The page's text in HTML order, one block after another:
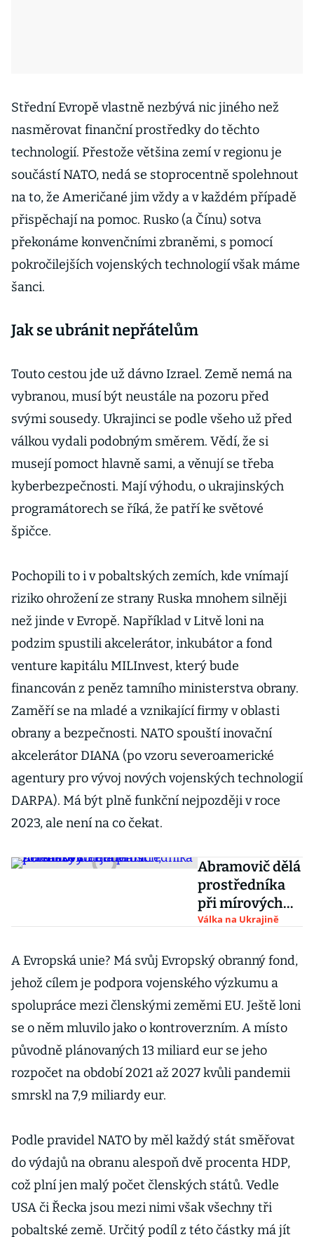
Střední Evropě vlastně nezbývá nic jiného než
nasměrovat finanční prostředky do těchto
technologií. Přestože většina zemí v regionu je
součástí NATO, nedá se stoprocentně spolehnout
na to, že Američané jim vždy a v každém případě
přispěchají na pomoc. Rusko (a Čínu) sotva
překonáme konvenčními zbraněmi, s pomocí
pokročilejších vojenských technologií však máme
šanci.
Jak se ubránit nepřátelům
Touto cestou jde už dávno Izrael. Země nemá na
vybranou, musí být neustále na pozoru před
svými sousedy. Ukrajinci se podle všeho už před
válkou vydali podobným směrem. Vědí, že si
musejí pomoct hlavně sami, a věnují se třeba
kyberbezpečnosti. Mají výhodu, o ukrajinských
programátorech se říká, že patří ke světové
špičce.
Pochopili to i v pobaltských zemích, kde vnímají
riziko ohrožení ze strany Ruska mnohem silněji
než jinde v Evropě. Například v Litvě loni na
podzim spustili akcelerátor, inkubátor a fond
venture kapitálu MILInvest, který bude
financován z peněz tamního ministerstva obrany.
Zaměří se na mladé a vznikající firmy v oblasti
obrany a bezpečnosti. NATO spouští inovační
akcelerátor DIANA (po vzoru severoamerické
agentury pro vývoj nových vojenských technologií
DARPA). Má být plně funkční nejpozději v roce
2023, ale není na co čekat.
Abramovič dělá
prostředníka
při mírových
jednáních,
Putinem i
Zelenským
Válka na Ukrajině
A Evropská unie? Má svůj Evropský obranný fond,
jehož cílem je podpora vojenského výzkumu a
spolupráce mezi členskými zeměmi EU. Ještě loni
se o něm mluvilo jako o kontroverzním. A místo
původně plánovaných 13 miliard eur se jeho
rozpočet na období 2021 až 2027 kvůli pandemii
smrskl na 7,9 miliardy eur.
Podle pravidel NATO by měl každý stát směřovat
do výdajů na obranu alespoň dvě procenta HDP,
což plní jen malý počet členských států. Vedle
USA či Řecka jsou mezi nimi však všechny tři
pobaltské země. Určitý podíl z této částky má jít